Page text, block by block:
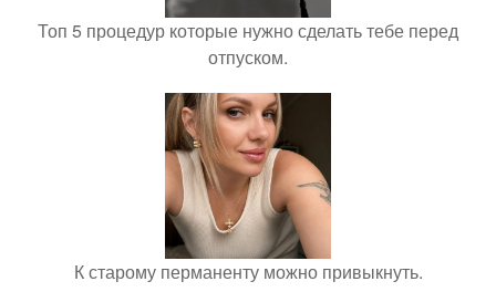
Топ 5 процедур которые нужно сделать тебе перед
отпуском.
К старому перманенту можно привыкнуть.